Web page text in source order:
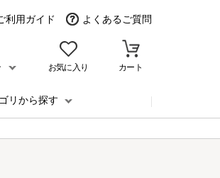
利用ガイド よくあるご質問
お気に入り カート
リから探す